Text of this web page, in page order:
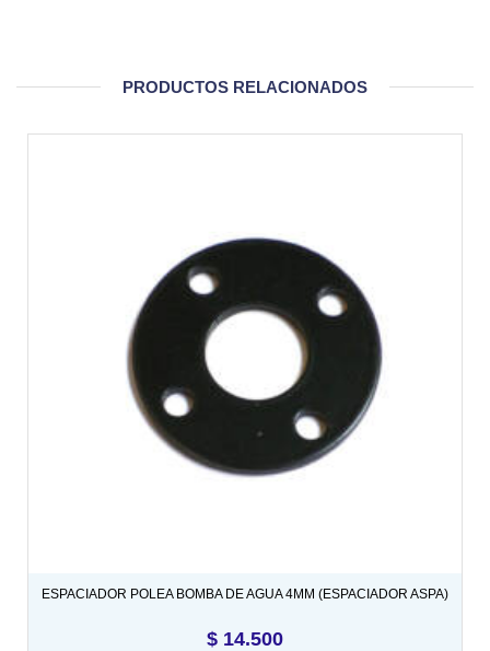
PRODUCTOS RELACIONADOS
ESPACIADOR POLEA BOMBA DE AGUA 4MM (ESPACIADOR ASPA)
$ 14.500